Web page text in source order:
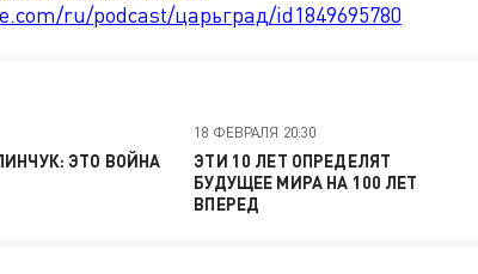
ru/podcast/царьград/id1849695780
ЭТО ВОЙНА
18 ФЕВРАЛЯ 20:30
ЭТИ 10 ЛЕТ ОПРЕДЕЛЯТ
БУДУЩЕЕ МИРА НА 100 ЛЕТ
ВПЕРЕД